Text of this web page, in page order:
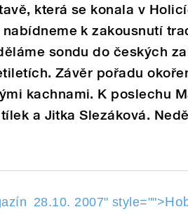
která se konala v
k zakousnutí
sondu do českých
Závěr pořadu
kachnami. K poslechu
a Jitka Slezáková.
2007
28.10. 2007" style="">